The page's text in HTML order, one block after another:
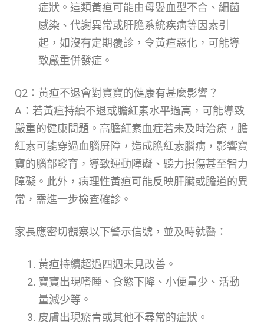
症狀。這類黃疸可能由母嬰血型不合、細菌
感染、代謝異常或肝膽系統疾病等因素引
起，如沒有定期覆診，令黃疸惡化，可能導
致嚴重併發症。
Q2：黃疸不退會對寶寶的健康有甚麼影響？
A：若黃疸持續不退或膽紅素水平過高，可能導致
嚴重的健康問題。高膽紅素血症若未及時治療，膽
紅素可能穿過血腦屏障，造成膽紅素腦病，影響寶
寶的腦部發育，導致運動障礙、聽力損傷甚至智力
障礙。此外，病理性黃疸可能反映肝臟或膽道的異
常，需進一步檢查確診。
家長應密切觀察以下警示信號，並及時就醫：
黃疸持續超過四週未見改善。
寶寶出現嗜睡、食慾下降、小便量少、活動
量減少等。
皮膚出現瘀青或其他不尋常的症狀。